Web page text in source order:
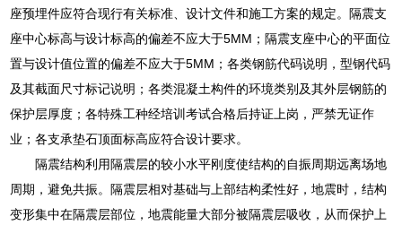
座预埋件应符合现行有关标准、设计文件和施工方案的规定。隔震支
座中心标高与设计标高的偏差不应大于5MM；隔震支座中心的平面位
置与设计值位置的偏差不应大于5MM；各类钢筋代码说明，型钢代码
及其截面尺寸标记说明；各类混凝土构件的环境类别及其外层钢筋的
保护层厚度；各特殊工种经培训考试合格后持证上岗，严禁无证作
业；各支承垫石顶面标高应符合设计要求。
隔震结构利用隔震层的较小水平刚度使结构的自振周期远离场地
周期，避免共振。隔震层相对基础与上部结构柔性好，地震时，结构
变形集中在隔震层部位，地震能量大部分被隔震层吸收，从而保护上